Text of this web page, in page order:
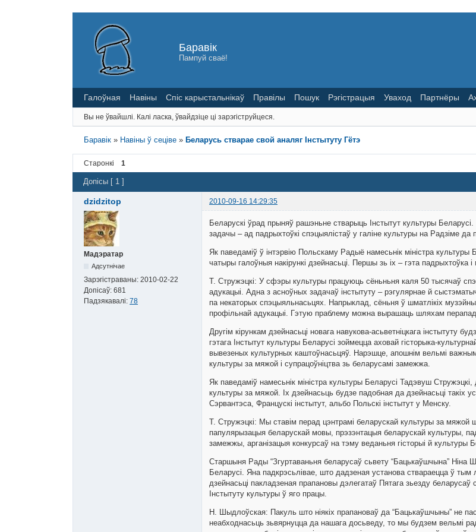
Баравік
Пампуй сваё!
Галоўная Навіны Спіс карыстальнікаў Правілы Пошук Рэгістрацыя Уваход Партнёры
Вы не ўвайшлі. Калі ласка, ўвайдзіце ці зарэгіструйцеся.
Баравік » Навіны ў сеціве » Беларусь стварае свой аналяг Інстытуту Гётэ
Старонкі 1
Допісы [ 1 ]
dzidzitop 2010-09-16 14:29:35
Мадэратар
Адсутнічае
Зарэгістраваны: 2010-02-22
Допісаў: 681
Падзякавалі: 78
Беларускі ўрад прыняў рашэньне стварыць Інстытут культуры
задачы – ад падрыхтоўкі спэцыялістаў у галіне культуры на Радзіме
Як паведаміў ў інтэрвію Польскаму Радыё намесьнік міністра
чатыры галоўныя накірункі дзейнасьці. Першы зь іх – гэта падрыхтоўка
Т. Стружэцкі: У сфэры культуры працуюць сёньньня каля 50 тысячаў
адукацыі. Адна з асноўных задачаў інстытуту – рэгулярнае й
па некаторых спэцыяльнасьцях. Напрыклад, сёньня ў шматлікіх
профільнай адукацыі. Гэтую праблему можна вырашаць шляхам
Другім кірункам дзейнасьці новага навукова-асьветніцкага інстытуту
гэтага Інстытут культуры Беларусі зоймецца аховай гісторыка-
вывезеных культурных каштоўнасьцяў. Нарэшце, апошнім вельмі
культуры за мяжой і супрацоўніцтва зь беларусамі замежжа.
Як паведаміў намесьнік міністра культуры Беларусі Тадэвуш
культуры за мяжой. Іх дзейнасьць будзе падобная да дзейнасьці такіх
Сэрвантэса, Францускі інстытут, альбо Польскі інстытут у Менску.
Т. Стружэцкі: Мы ставім перад цэнтрамі беларускай культуры за
папулярызацыя беларускай мовы, прэзэнтацыя беларускай культуры,
замежжы, арганізацыя конкурсаў на тэму веданьня гісторыі й культуры
Старшыня Рады “Згуртаваньня беларусаў сьвету “Бацькаўшчына” Ніна
Беларусі. Яна падкрэсьлівае, што дадзеная установа ствараецца ў
дзейнасьці пакладзеная прапановы дэлегатаў Пятага зьезду
Інстытуту культуры ў яго працы.
Н. Шыдлоўская: Пакуль што ніякіх прапановаў да “Бацькаўшчыны” не
неабходнасьць зьвярнуцца да нашага досьведу, то мы будзем вельмі